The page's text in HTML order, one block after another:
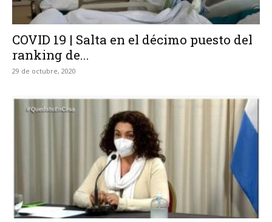
COVID 19 | Salta en el décimo puesto del
ranking de...
29 de octubre, 2020